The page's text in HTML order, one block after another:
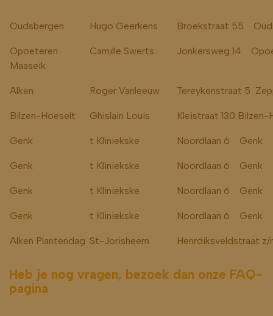
Oudsbergen Hugo Geerkens Broekstraat 55
Opoeteren
Maaseik
Camille Swerts Jonkersweg 14
Alken Roger Vanleeuw Tereykenstraat 5
Bilzen-Hoeselt Ghislain Louis Kleistraat 130 Bilzen-
Genk t Kliniekske Noordlaan 6 Genk
Genk t Kliniekske Noordlaan 6 Genk
Genk t Kliniekske Noordlaan 6 Genk
Genk t Kliniekske Noordlaan 6 Genk
Alken Plantendag St-Jorisheem Henrdiksveldstraat
Heb je nog vragen, bezoek dan onze FAQ-
pagina